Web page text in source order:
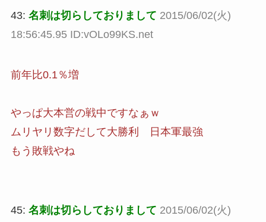
43: 名刺は切らしておりまして 2015/06/02(火)
18:56:45.95 ID:vOLo99KS.net
前年比0.1％増
やっぱ大本営の戦中ですなぁｗ
ムリヤリ数字だして大勝利 日本軍最強
もう敗戦やね
45: 名刺は切らしておりまして 2015/06/02(火)